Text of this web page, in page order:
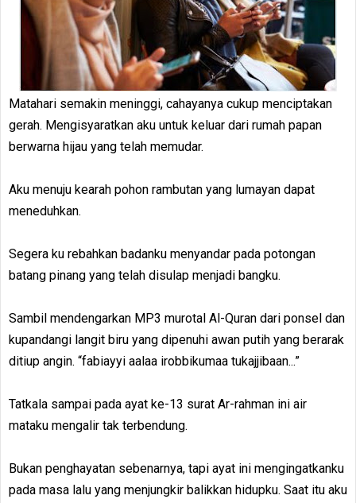
Matahari semakin meninggi, cahayanya cukup menciptakan
gerah. Mengisyaratkan aku untuk keluar dari rumah papan
berwarna hijau yang telah memudar.
Aku menuju kearah pohon rambutan yang lumayan dapat
meneduhkan.
Segera ku rebahkan badanku menyandar pada potongan
batang pinang yang telah disulap menjadi bangku.
Sambil mendengarkan MP3 murotal Al-Quran dari ponsel dan
kupandangi langit biru yang dipenuhi awan putih yang berarak
ditiup angin. “fabiayyi aalaa irobbikumaa tukajjibaan...”
Tatkala sampai pada ayat ke-13 surat Ar-rahman ini air
mataku mengalir tak terbendung.
Bukan penghayatan sebenarnya, tapi ayat ini mengingatkanku
pada masa lalu yang menjungkir balikkan hidupku. Saat itu aku